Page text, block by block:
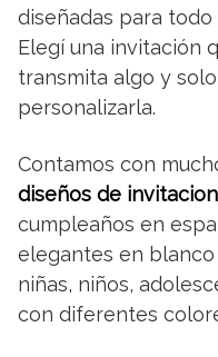
diseñadas para
Elegí una invitación
transmita algo y
personalizarla.
Contamos con
diseños de
cumpleaños en
elegantes en
niñas, niños,
con diferentes